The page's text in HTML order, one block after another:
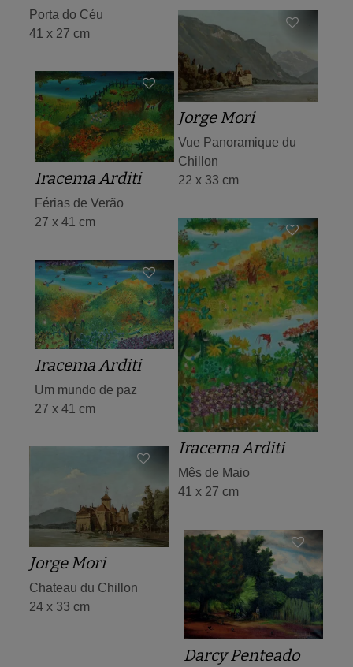
Porta do Céu
41 x 27 cm
Jorge Mori
Vue Panoramique du
Chillon
22 x 33 cm
Iracema Arditi
Férias de Verão
27 x 41 cm
Iracema Arditi
Mês de Maio
41 x 27 cm
Iracema Arditi
Um mundo de paz
27 x 41 cm
Jorge Mori
Chateau du Chillon
24 x 33 cm
Darcy Penteado